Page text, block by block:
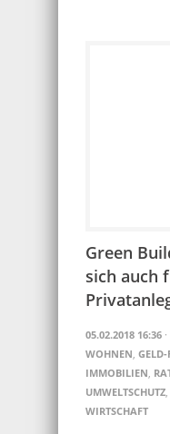
Green
sich auch
05.02.2018 16:36
WOHNEN,
IMMOBILIEN,
UMWELTSCHUTZ,
WIRTSCHAFT